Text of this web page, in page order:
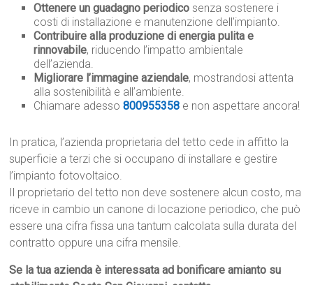
Ottenere un guadagno periodico senza sostenere i
costi di installazione e manutenzione dell’impianto.
Contribuire alla produzione di energia pulita e
rinnovabile, riducendo l’impatto ambientale
dell’azienda.
Migliorare l’immagine aziendale, mostrandosi attenta
alla sostenibilità e all’ambiente.
Chiamare adesso800955358 e non aspettare ancora!
In pratica, l’azienda proprietaria del tetto cede in affitto la
superficie a terzi che si occupano di installare e gestire
l’impianto fotovoltaico.
Il proprietario del tetto non deve sostenere alcun costo, ma
riceve in cambio un canone di locazione periodico, che può
essere una cifra fissa una tantum calcolata sulla durata del
contratto oppure una cifra mensile.
Se la tua azienda è interessata ad bonificare amianto su